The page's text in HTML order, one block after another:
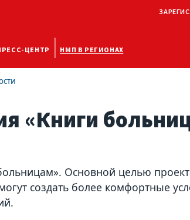
ЦЕНТР НМП В РЕГИОНАХ
«Книги
Основной целью
создать более комфортные